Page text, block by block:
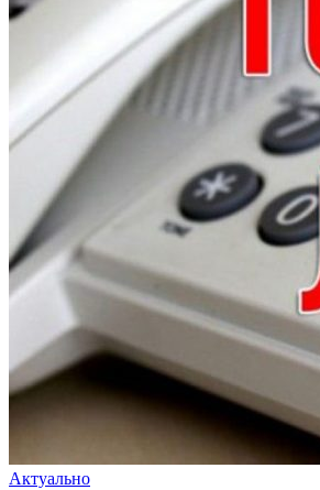
Актуально